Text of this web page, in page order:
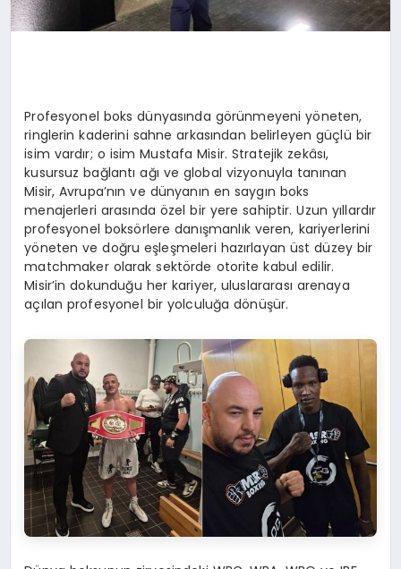
Profesyonel boks dünyasında görünmeyeni yöneten,
ringlerin kaderini sahne arkasından belirleyen güçlü bir
isim vardır; o isim Mustafa Misir. Stratejik zekâsı,
kusursuz bağlantı ağı ve global vizyonuyla tanınan
Misir, Avrupa’nın ve dünyanın en saygın boks
menajerleri arasında özel bir yere sahiptir. Uzun yıllardır
profesyonel boksörlere danışmanlık veren, kariyerlerini
yöneten ve doğru eşleşmeleri hazırlayan üst düzey bir
matchmaker olarak sektörde otorite kabul edilir.
Misir’in dokunduğu her kariyer, uluslararası arenaya
açılan profesyonel bir yolculuğa dönüşür.